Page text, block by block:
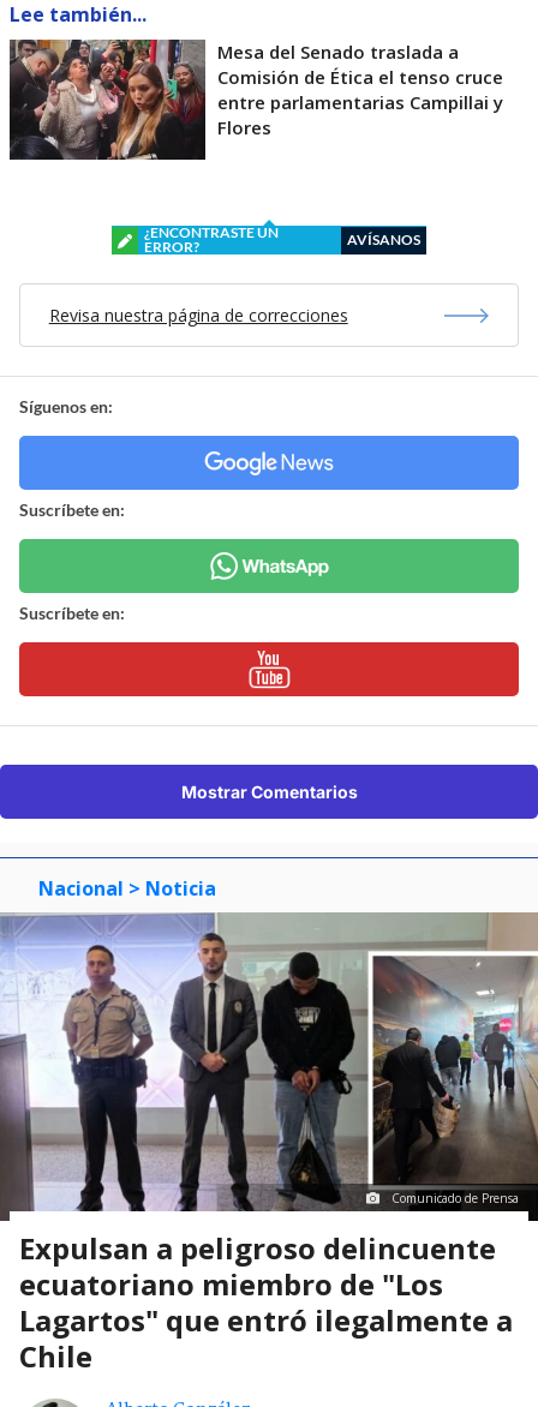
Lee también...
Mesa del Senado traslada a
Comisión de Ética el tenso cruce
entre parlamentarias Campillai y
Flores
¿ENCONTRASTE UN
ERROR?
AVÍSANOS
Revisa nuestra página de correcciones
Síguenos en:
Suscríbete en:
Suscríbete en:
Mostrar Comentarios
Nacional > Noticia
Comunicado de Prensa
Expulsan a peligroso delincuente
ecuatoriano miembro de "Los
Lagartos" que entró ilegalmente a
Chile